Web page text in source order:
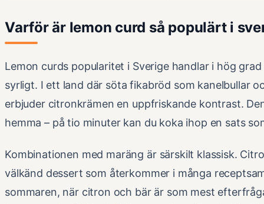
Varför är lemon curd så populärt i
Lemon curds popularitet i Sverige handlar i hög
syrligt. I ett land där söta fikabröd som kanelbullar
erbjuder citronkrämen en uppfriskande kontrast.
hemma – på tio minuter kan du koka ihop en sats
Kombinationen med maräng är särskilt klassisk.
välkänd dessert som återkommer i många
sommaren, när citron och bär är som mest